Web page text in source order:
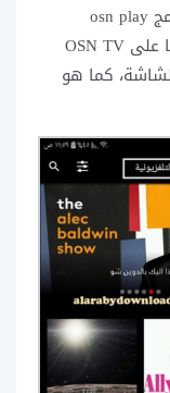
البرامج التلفزيونية ، يمكنك من خلال برنامج osn play
التعرف على اهم البرامج التي يتم عرضها على OSN TV
كما هو